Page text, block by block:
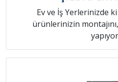
Ev ve İş Yerlerinizde
ürünlerinizin